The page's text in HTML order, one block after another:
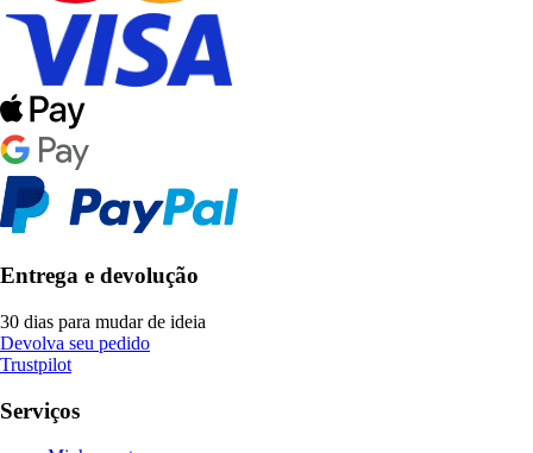
Entrega e devolução
30 dias para mudar de ideia
Devolva seu pedido
Trustpilot
Serviços